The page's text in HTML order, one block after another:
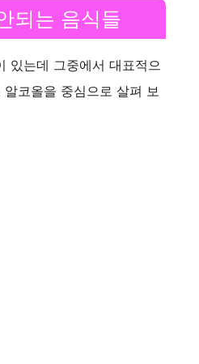
되는 음식들
있는데 그중에서 대표적으
코올을 중심으로 살펴 보